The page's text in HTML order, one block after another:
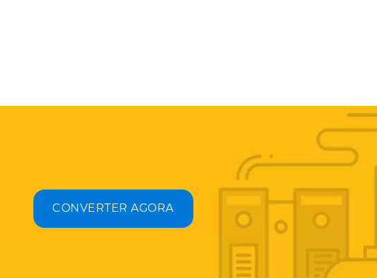
CONVERTER AGORA